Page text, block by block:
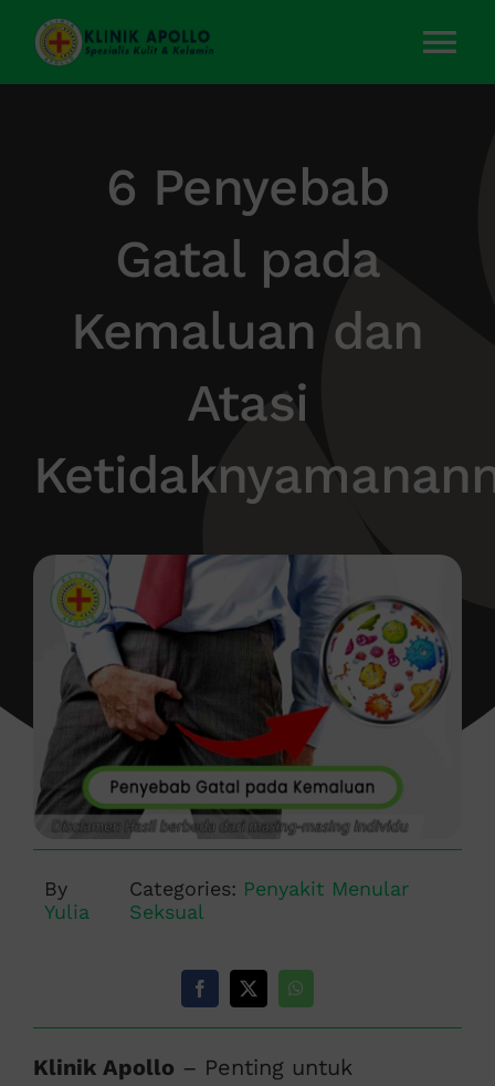
Skip
content
Layanan Kami
Tentang Kami
6 Penyebab
Gatal pada
Kemaluan dan
Atasi
By
Yulia
Categories: Penyakit Menular
Seksual
Klinik Apollo – Penting untuk